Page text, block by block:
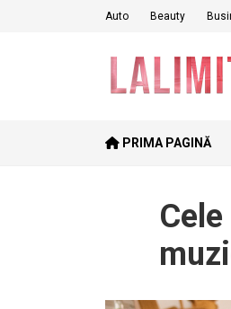
Auto Beauty
PRIMA PAGINĂ